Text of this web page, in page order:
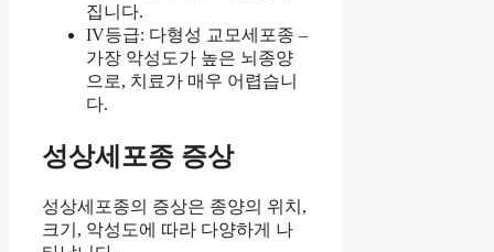
집니다.
IV등급: 다형성 교모세포종 –
가장 악성도가 높은 뇌종양
으로, 치료가 매우 어렵습니
다.
성상세포종 증상
성상세포종의 증상은 종양의 위치,
크기, 악성도에 따라 다양하게 나